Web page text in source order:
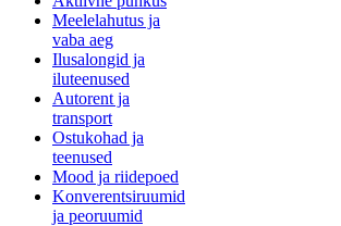
Meelelahutus ja
vaba aeg
Ilusalongid ja
iluteenused
Autorent ja
transport
Ostukohad ja
teenused
Mood ja riidepoed
Konverentsiruumid
ja peoruumid